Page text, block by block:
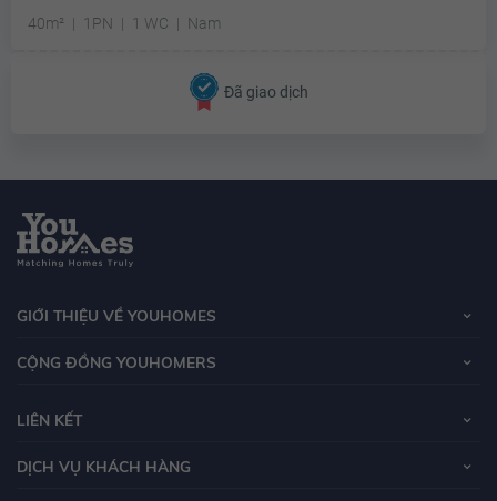
40m²
1PN 1 WC Nam
Đã giao dịch
GIỚI THIỆU VỀ YOUHOMES
CỘNG ĐỒNG YOUHOMERS
LIÊN KẾT
DỊCH VỤ KHÁCH HÀNG